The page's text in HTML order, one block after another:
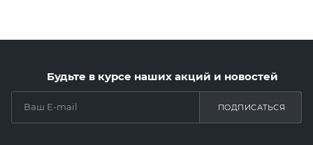
Будьте в курсе наших акций и новостей
ПОДПИСАТЬСЯ